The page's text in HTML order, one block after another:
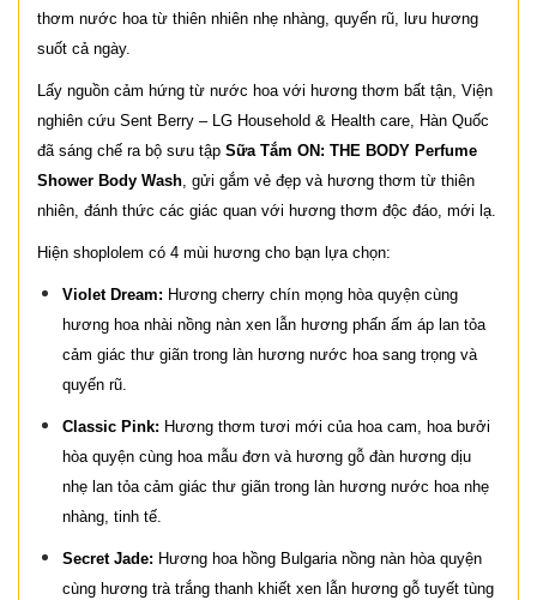
thơm nước hoa từ thiên nhiên nhẹ nhàng, quyến rũ, lưu hương
suốt cả ngày.
Lấy nguồn cảm hứng từ nước hoa với hương thơm bất tận, Viện
nghiên cứu Sent Berry – LG Household & Health care, Hàn Quốc
đã sáng chế ra bộ sưu tập Sữa Tắm ON: THE BODY Perfume
Shower Body Wash, gửi gắm vẻ đẹp và hương thơm từ thiên
nhiên, đánh thức các giác quan với hương thơm độc đáo, mới lạ.
Hiện shoplolem có 4 mùi hương cho bạn lựa chọn:
Violet Dream: Hương cherry chín mọng hòa quyện cùng
hương hoa nhài nồng nàn xen lẫn hương phấn ấm áp lan tỏa
cảm giác thư giãn trong làn hương nước hoa sang trọng và
quyến rũ.
Classic Pink: Hương thơm tươi mới của hoa cam, hoa bưởi
hòa quyện cùng hoa mẫu đơn và hương gỗ đàn hương dịu
nhẹ lan tỏa cảm giác thư giãn trong làn hương nước hoa nhẹ
nhàng, tinh tế.
Secret Jade: Hương hoa hồng Bulgaria nồng nàn hòa quyện
cùng hương trà trắng thanh khiết xen lẫn hương gỗ tuyết tùng